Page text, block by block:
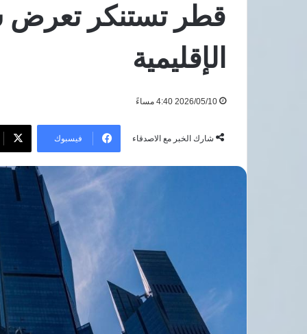
قطر تستنكر تعرض
الإقليمية
2026/05/10 4:40 مساءً
شارك الخبر مع الاصدقاء فيسبوك
تتناول
المستجدات
5 أغسطس، 2026
مباحثات مصرية قطرية تتناول